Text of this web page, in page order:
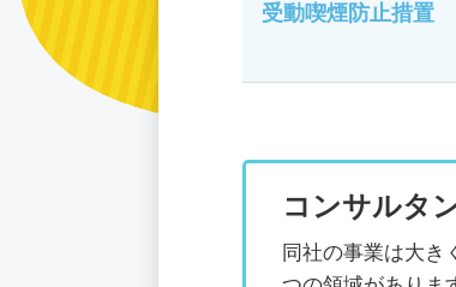
受動喫煙防止措置
コンサルタ
同社の事業は大き